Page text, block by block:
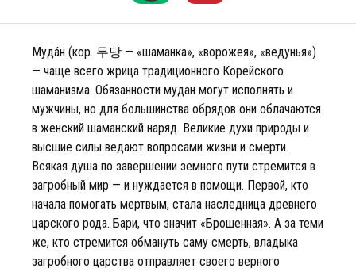
Муда́н (кор. 무당 — «шаманка», «ворожея», «ведунья»)
— чаще всего жрица традиционного Корейского
шаманизма. Обязанности мудан могут исполнять и
мужчины, но для большинства обрядов они облачаются
в женский шаманский наряд. Великие духи природы и
высшие силы ведают вопросами жизни и смерти.
Всякая душа по завершении земного пути стремится в
загробный мир — и нуждается в помощи. Первой, кто
начала помогать мертвым, стала наследница древнего
царского рода. Бари, что значит «Брошенная». А за теми
же, кто стремится обмануть саму смерть, владыка
загробного царства отправляет своего верного